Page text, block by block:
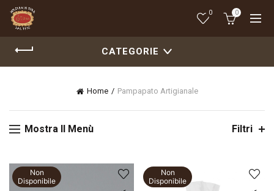
0 0
CATEGORIE
Home Pampapato Artigianale
Mostra Il Menù Filtri
Non
Disponibile
Non
Disponibile